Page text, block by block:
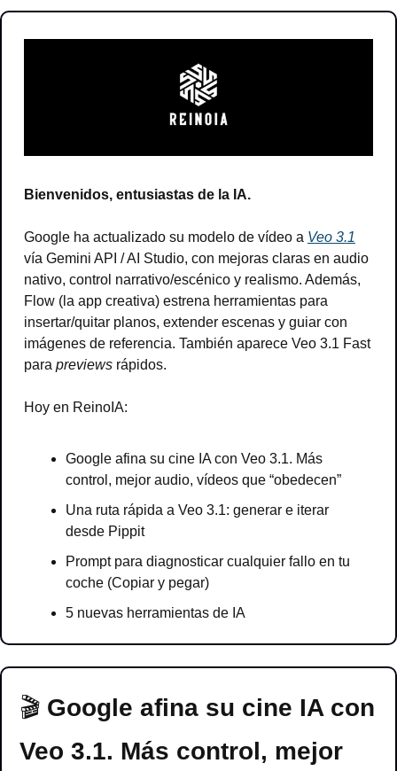
Bienvenidos, entusiastas de la IA.
Google ha actualizado su modelo de vídeo a Veo 3.1
vía Gemini API / AI Studio, con mejoras claras en audio
nativo, control narrativo/escénico y realismo. Además,
Flow (la app creativa) estrena herramientas para
insertar/quitar planos, extender escenas y guiar con
imágenes de referencia. También aparece Veo 3.1 Fast
para previews rápidos.
Hoy en ReinoIA:
Google afina su cine IA con Veo 3.1. Más
control, mejor audio, vídeos que “obedecen”
Una ruta rápida a Veo 3.1: generar e iterar
desde Pippit
Prompt para diagnosticar cualquier fallo en tu
coche (Copiar y pegar)
5 nuevas herramientas de IA
🎬 ​ Google afina su cine IA con
Veo 3.1. Más control, mejor